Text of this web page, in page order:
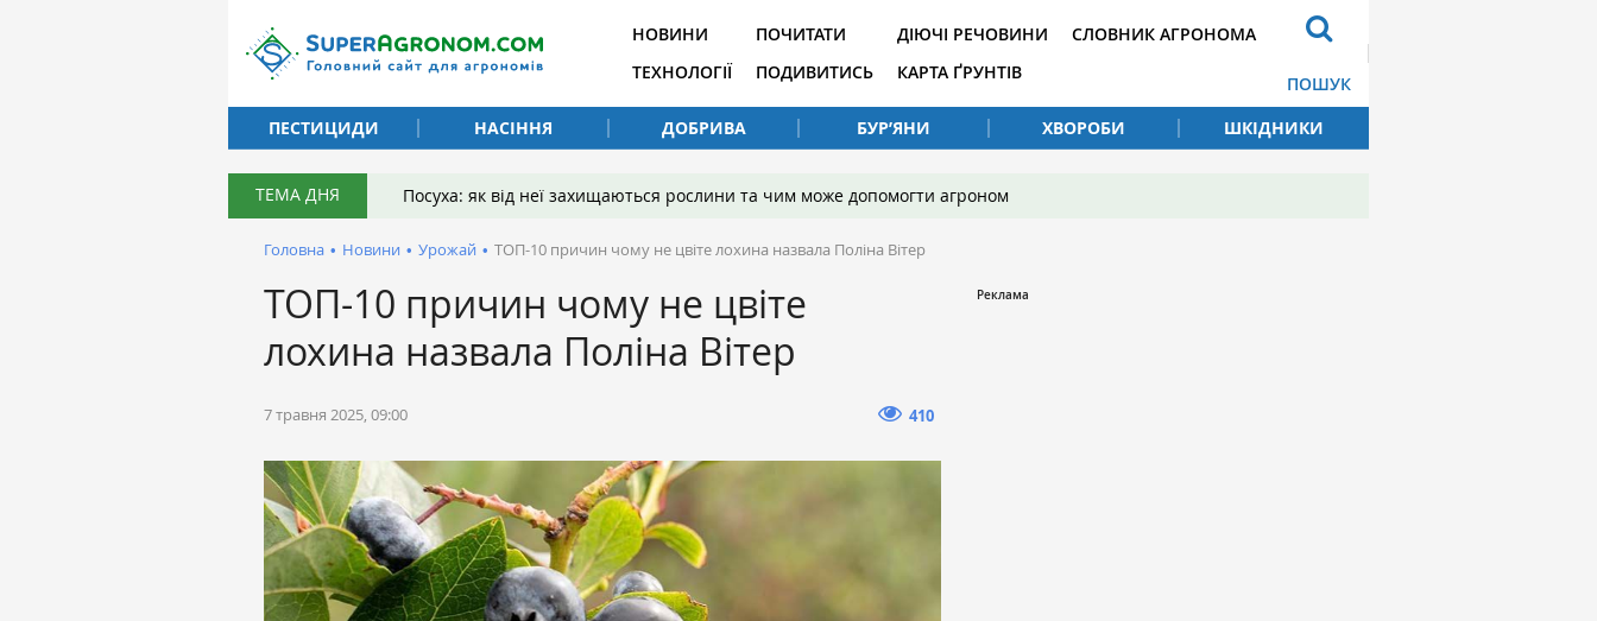
НОВИНИ
ТЕХНОЛОГІЇ
ПОЧИТАТИ
ПОДИВИТИСЬ
ДІЮЧІ РЕЧОВИНИ
КАРТА ҐРУНТІВ
СЛОВНИК АГРОНОМА
ПОШУК
ПЕСТИЦИДИ
НАСІННЯ ДОБРИВА БУР’ЯНИ ХВОРОБИ ШКІДНИКИ
ТЕМА ДНЯ Посуха: як від неї захищаються рослини та чим може допомогти агроном
Головна • Новини • Урожай • ТОП-10 причин чому не цвіте лохина назвала Поліна Вітер
ТОП-10 причин чому не цвіте
лохина назвала Поліна Вітер
7 травня 2025, 09:00 410